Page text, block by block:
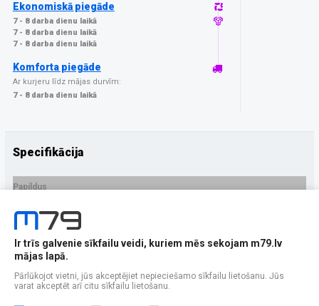
Ekonomiskā piegāde
7 - 8 darba dienu laikā
7 - 8 darba dienu laikā
7 - 8 darba dienu laikā
Komforta piegāde
Ar kurjeru līdz mājas durvīm:
7 - 8 darba dienu laikā
Specifikācija
Papildus
Ražotājs
PRECES APRAKSTS
EAN - 5906146478398
Ir trīs galvenie sīkfailu veidi, kuriem mēs sekojam m79.lv
mājas lapā.
Pārlūkojot vietni, jūs akceptējiet nepieciešamo sīkfailu lietošanu. Jūs
varat akceptēt arī citu sīkfailu lietošanu.